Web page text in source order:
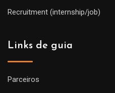
Recruitment (internship/job)
Links de guia
Parceiros